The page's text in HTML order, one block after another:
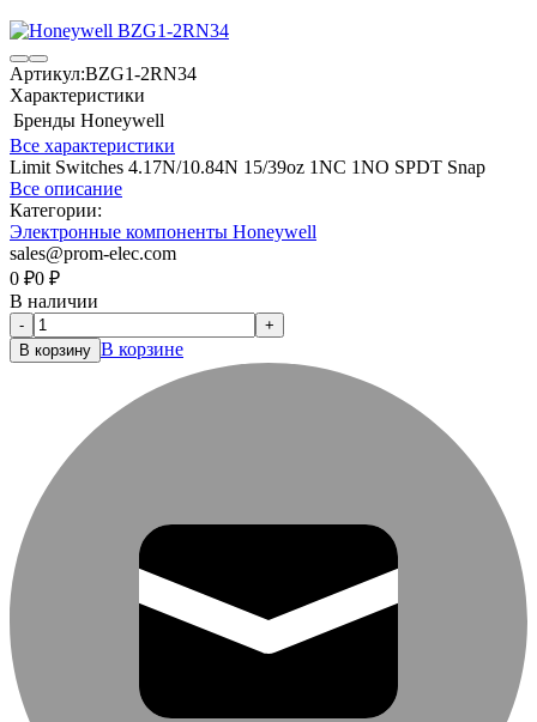
Артикул:BZG1-2RN34
Характеристики
Бренды Honeywell
Все характеристики
Limit Switches 4.17N/10.84N 15/39oz 1NC 1NO SPDT Snap
Все описание
Категории:
Электронные компоненты Honeywell
sales@prom-elec.com
0 ₽0 ₽
В наличии
-
+
В корзину В корзине